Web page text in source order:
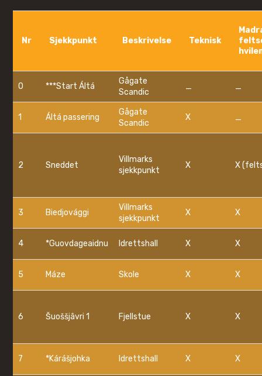
Nr Sjekkpunkt Beskrivelse Teknisk
0 ***Start Áltá
Gågate
Scandic
_ _
1 Áltá passering
Gågate
Scandic
X _
2 Sneddet
Villmarks
sjekkpunkt
X X
3 Biedjovággi
Villmarks
sjekkpunkt
X X
4 *Guovdageaidnu Idrettshall X X
5 Máze Skole X X
6 Šuoššjâvri 1 Fjellstue X X
7 *Kárášjohka Idrettshall X X